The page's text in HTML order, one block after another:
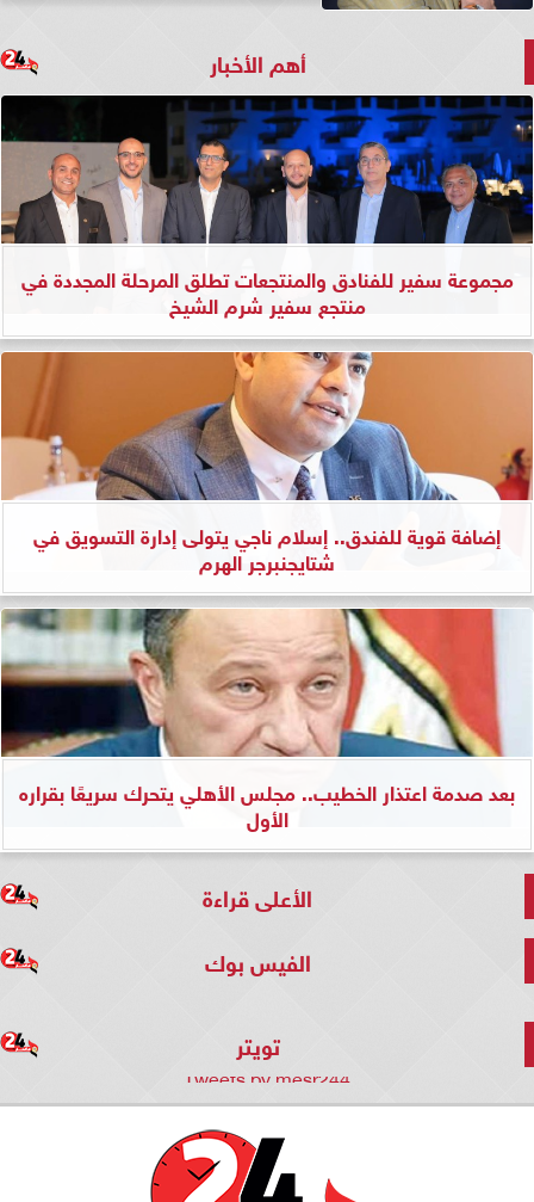
أهم الأخبار
مجموعة سفير للفنادق والمنتجعات تطلق المرحلة المجددة في
منتجع سفير شرم الشيخ
إضافة قوية للفندق.. إسلام ناجي يتولى إدارة التسويق في
شتايجنبرجر الهرم
بعد صدمة اعتذار الخطيب.. مجلس الأهلي يتحرك سريعًا بقراره
الأول
الأعلى قراءة
الفيس بوك
تويتر
Tweets by mesr244